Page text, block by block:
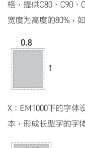
格，提供C80、C90、
宽度为高度的80%，
X：EM1000下的字体
本，形成长型字的字